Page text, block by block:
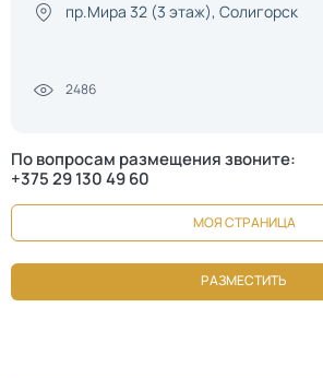
пр.Мира 32 (3 этаж), Солигорск
2486
По вопросам размещения звоните:
+375 29 130 49 60
МОЯ СТРАНИЦА
РАЗМЕСТИТЬ